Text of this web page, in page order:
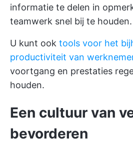
informatie te delen in
teamwerk snel bij te houden.
U kunt ook tools voor het
productiviteit van
voortgang en prestaties
houden.
Een cultuur van
bevorderen